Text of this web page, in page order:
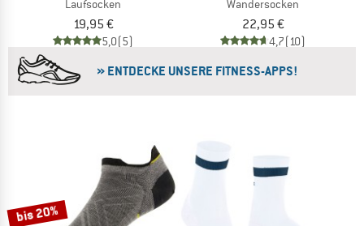
Laufsocken
19,95 €
5,0(5)
Wandersocken
22,95 €
4,7(10)
» ENTDECKE UNSERE FITNESS-APPS!
bis 20%